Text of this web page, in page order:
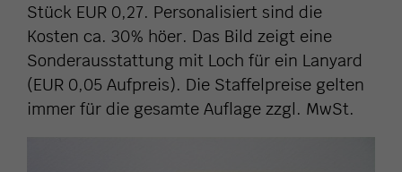
Stück EUR 0,27. Personalisiert sind die
Kosten ca. 30% höer. Das Bild zeigt eine
Sonderausstattung mit Loch für ein Lanyard
(EUR 0,05 Aufpreis). Die Staffelpreise gelten
immer für die gesamte Auflage zzgl. MwSt.